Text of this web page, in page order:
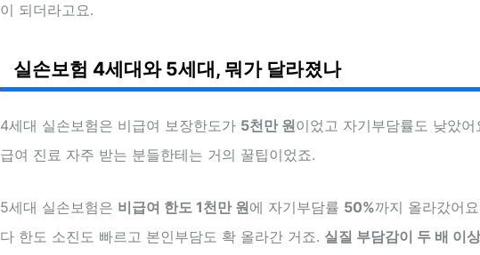
이 되더라고요.
실손보험 4세대와 5세대, 뭐가 달라졌나
4세대 실손보험은 비급여 보장한도가 5천만 원이었고 자기부담률도 낮았어
급여 진료 자주 받는 분들한테는 거의 꿀팁이었죠.
5세대 실손보험은 비급여 한도 1천만 원에 자기부담률 50%까지 올라갔어
다 한도 소진도 빠르고 본인부담도 확 올라간 거죠. 실질 부담감이 두 배 이상